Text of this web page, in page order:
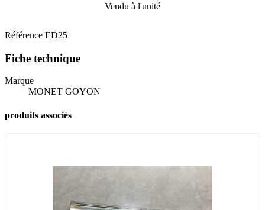
Vendu à l'unité
Référence ED25
Fiche technique
Marque
MONET GOYON
produits associés